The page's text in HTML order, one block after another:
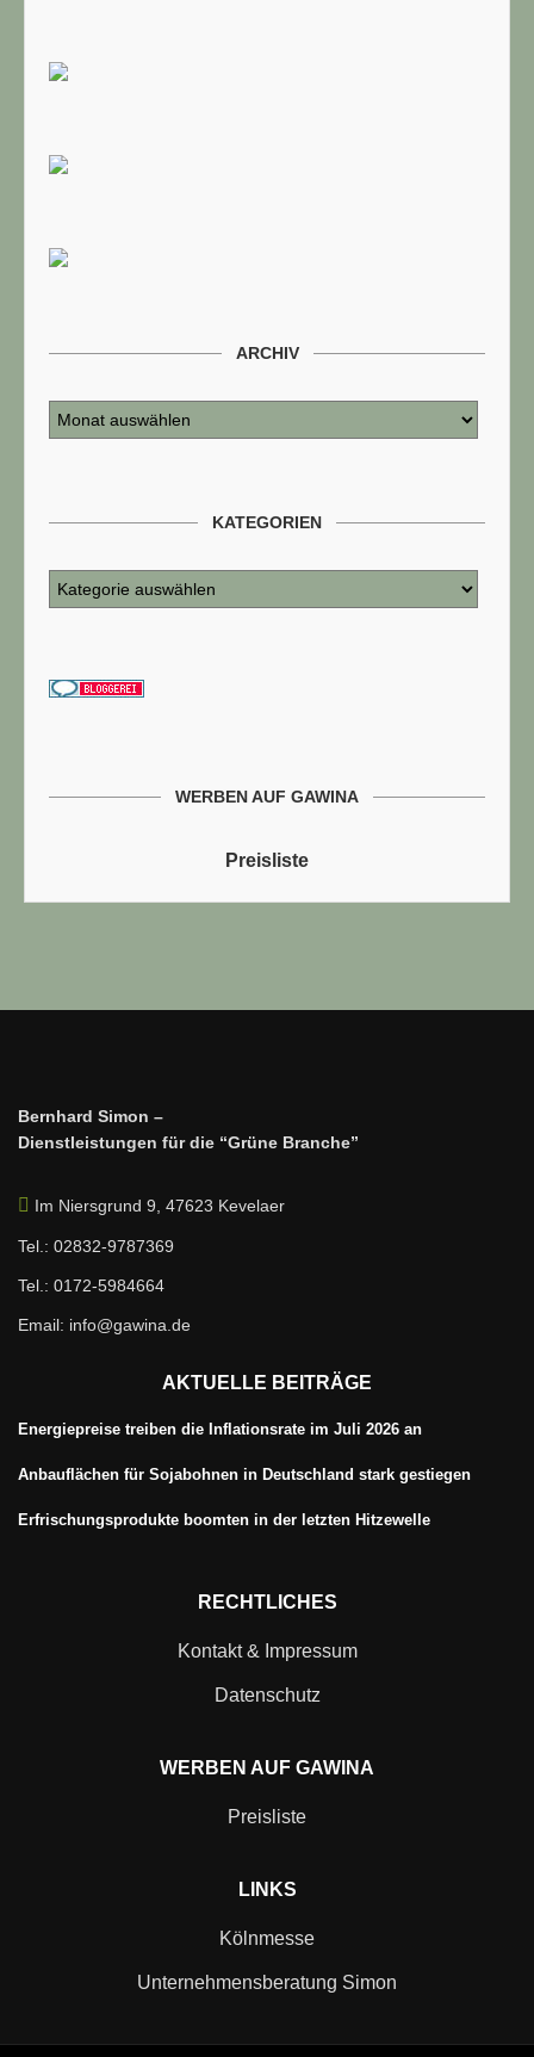
ARCHIV
KATEGORIEN
WERBEN AUF GAWINA
Preisliste
Bernhard Simon –
Dienstleistungen für die “Grüne Branche”
Im Niersgrund 9, 47623 Kevelaer
Tel.: 02832-9787369
Tel.: 0172-5984664
Email: info@gawina.de
AKTUELLE BEITRÄGE
Energiepreise treiben die Inflationsrate im Juli 2026 an
Anbauflächen für Sojabohnen in Deutschland stark gestiegen
Erfrischungsprodukte boomten in der letzten Hitzewelle
RECHTLICHES
Kontakt & Impressum
Datenschutz
WERBEN AUF GAWINA
Preisliste
LINKS
Kölnmesse
Unternehmensberatung Simon